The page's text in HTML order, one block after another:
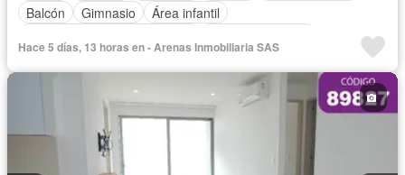
Balcón
Gimnasio
Área infantil
Cocina amoblada
Barbecue Closet
Sauna
Hace 5 días, 13 horas en - Arenas Inmobiliaria SAS